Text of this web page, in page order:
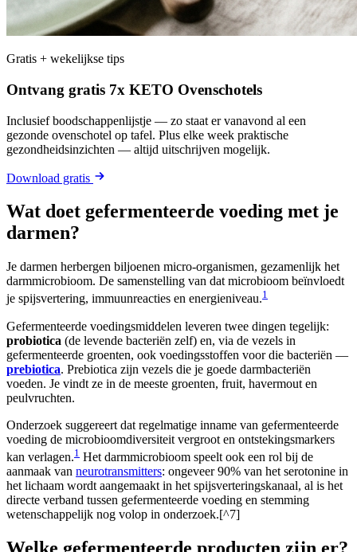
Gratis + wekelijkse tips
Ontvang gratis 7x KETO Ovenschotels
Inclusief boodschappenlijstje — zo staat er vanavond al een
gezonde ovenschotel op tafel. Plus elke week praktische
gezondheidsinzichten — altijd uitschrijven mogelijk.
Download gratis
Wat doet gefermenteerde voeding met je
darmen?
Je darmen herbergen biljoenen micro-organismen, gezamenlijk het
darmmicrobioom. De samenstelling van dat microbioom beïnvloedt
je spijsvertering, immuunreacties en energieniveau.1
Gefermenteerde voedingsmiddelen leveren twee dingen tegelijk:
probiotica (de levende bacteriën zelf) en, via de vezels in
gefermenteerde groenten, ook voedingsstoffen voor die bacteriën —
prebiotica. Prebiotica zijn vezels die je goede darmbacteriën
voeden. Je vindt ze in de meeste groenten, fruit, havermout en
peulvruchten.
Onderzoek suggereert dat regelmatige inname van gefermenteerde
voeding de microbioomdiversiteit vergroot en ontstekingsmarkers
kan verlagen.1 Het darmmicrobioom speelt ook een rol bij de
aanmaak van neurotransmitters: ongeveer 90% van het serotonine in
het lichaam wordt aangemaakt in het spijsverteringskanaal, al is het
directe verband tussen gefermenteerde voeding en stemming
wetenschappelijk nog volop in onderzoek.[^7]